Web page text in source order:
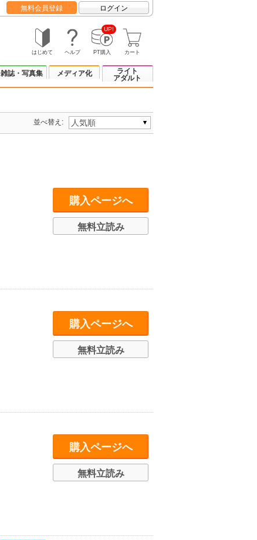
無料会員登録 ログイン
はじめて ヘルプ
UP!
PT購入 カート
雑誌・写真集 メディア化
ライト
アダルト
並べ替え:
購入ページへ
無料立読み
購入ページへ
無料立読み
購入ページへ
無料立読み